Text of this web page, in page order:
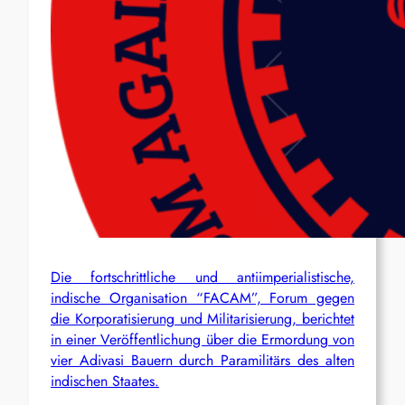
Die fortschrittliche und antiimperialistische,
indische Organisation “FACAM”, Forum gegen
die Korporatisierung und Militarisierung, berichtet
in einer Veröffentlichung über die Ermordung von
vier Adivasi Bauern durch Paramilitärs des alten
indischen Staates.